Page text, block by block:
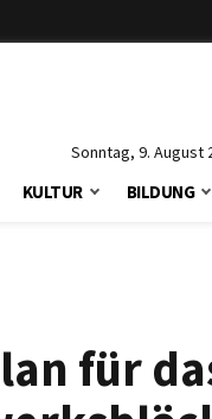
Sonntag, 9. August
KULTUR BILDUNG
für